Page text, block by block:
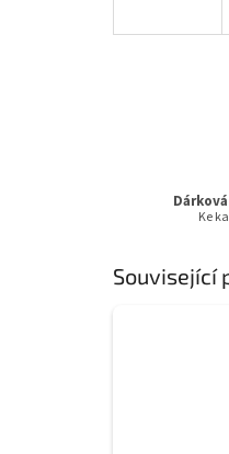
Ke
Související